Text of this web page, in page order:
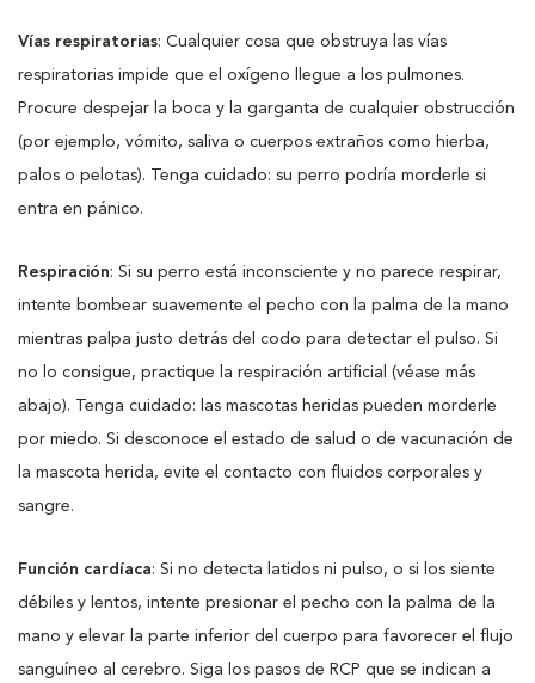
Vías respiratorias: Cualquier cosa que obstruya las vías
respiratorias impide que el oxígeno llegue a los pulmones.
Procure despejar la boca y la garganta de cualquier obstrucción
(por ejemplo, vómito, saliva o cuerpos extraños como hierba,
palos o pelotas). Tenga cuidado: su perro podría morderle si
entra en pánico.
Respiración: Si su perro está inconsciente y no parece respirar,
intente bombear suavemente el pecho con la palma de la mano
mientras palpa justo detrás del codo para detectar el pulso. Si
no lo consigue, practique la respiración artificial (véase más
abajo). Tenga cuidado: las mascotas heridas pueden morderle
por miedo. Si desconoce el estado de salud o de vacunación de
la mascota herida, evite el contacto con fluidos corporales y
sangre.
Función cardíaca: Si no detecta latidos ni pulso, o si los siente
débiles y lentos, intente presionar el pecho con la palma de la
mano y elevar la parte inferior del cuerpo para favorecer el flujo
sanguíneo al cerebro. Siga los pasos de RCP que se indican a